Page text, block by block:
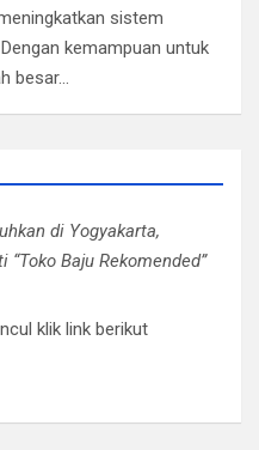
sistem
kemampuan untuk
besar…
di Yogyakarta,
Baju Rekomended”
klik link berikut